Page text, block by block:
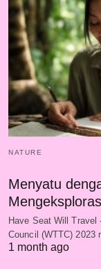
NATURE
Menyatu
Have Seat Will Travel
Council (WTTC) 2023
1 month ago